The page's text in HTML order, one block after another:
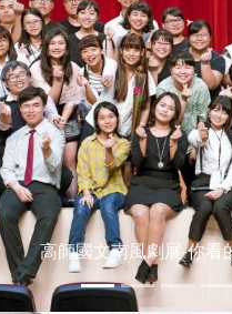
高師國文南風劇展-你看